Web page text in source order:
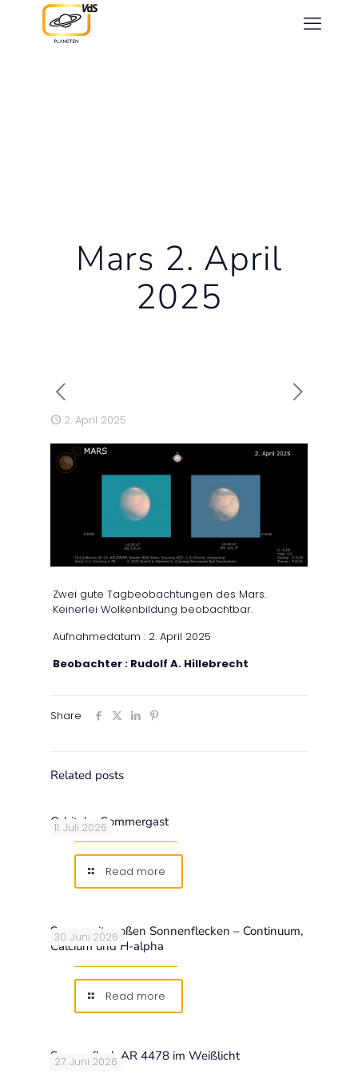
Mars 2. April
2025
2. April 2025
Zwei gute Tagbeobachtungen des Mars.
Keinerlei Wolkenbildung beobachtbar.
Aufnahmedatum : 2. April 2025
Beobachter : Rudolf A. Hillebrecht
Share
Related posts
11. Juli 2026
Orbitaler Sommergast
Read more
30. Juni 2026
Sonne mit großen Sonnenflecken – Continuum,
Calcium und H-alpha
Read more
27. Juni 2026
Sonnenfleck AR 4478 im Weißlicht